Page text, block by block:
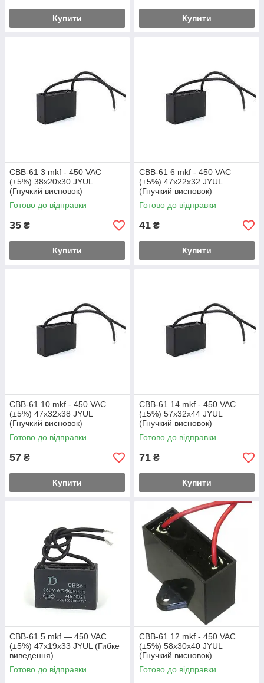
Купити Купити
CBB-61 3 mkf - 450 VAC
(±5%) 38x20x30 JYUL
(Гнучкий висновок)
Готово до відправки
35 ₴
Купити
CBB-61 6 mkf - 450 VAC
(±5%) 47x22x32 JYUL
(Гнучкий висновок)
Готово до відправки
41 ₴
Купити
CBB-61 10 mkf - 450 VAC
(±5%) 47x32x38 JYUL
(Гнучкий висновок)
Готово до відправки
57 ₴
Купити
CBB-61 14 mkf - 450 VAC
(±5%) 57x32x44 JYUL
(Гнучкий висновок)
Готово до відправки
71 ₴
Купити
CBB-61 5 mkf — 450 VAC
(±5%) 47x19x33 JYUL (Гибке
виведення)
Готово до відправки
CBB-61 12 mkf - 450 VAC
(±5%) 58x30x40 JYUL
(Гнучкий висновок)
Готово до відправки